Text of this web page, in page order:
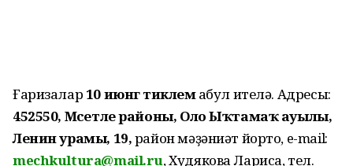
Ғаризалар 10 июнгә тиклемҡабул ителә. Адресы:
452550, Мәсетле районы, Оло Ыҡтамаҡ ауылы,
Ленин урамы, 19,район мәҙәниәт йорто, e-mail:
mechkultura@mail.ru, Худякова Лариса, тел.